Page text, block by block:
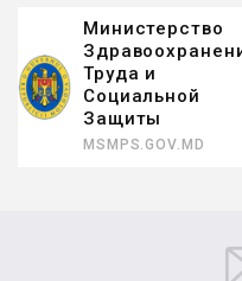
Министерство
Труда и
Социальной
Защиты
MSMPS.GOV.MD